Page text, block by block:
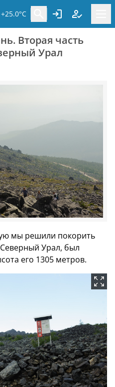
+25.0°C
Вторая часть
Урал
мы решили покорить
Урал, был
его 1305 метров.